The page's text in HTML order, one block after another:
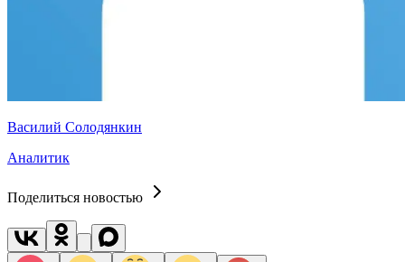
Василий Солодянкин
Аналитик
Поделиться новостью